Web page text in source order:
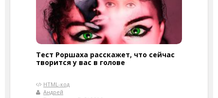
Тест Роршаха расскажет, что сейчас
творится у вас в голове
HTML-код
Андрей